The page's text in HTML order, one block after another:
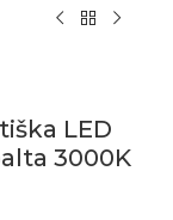
LED
3000K